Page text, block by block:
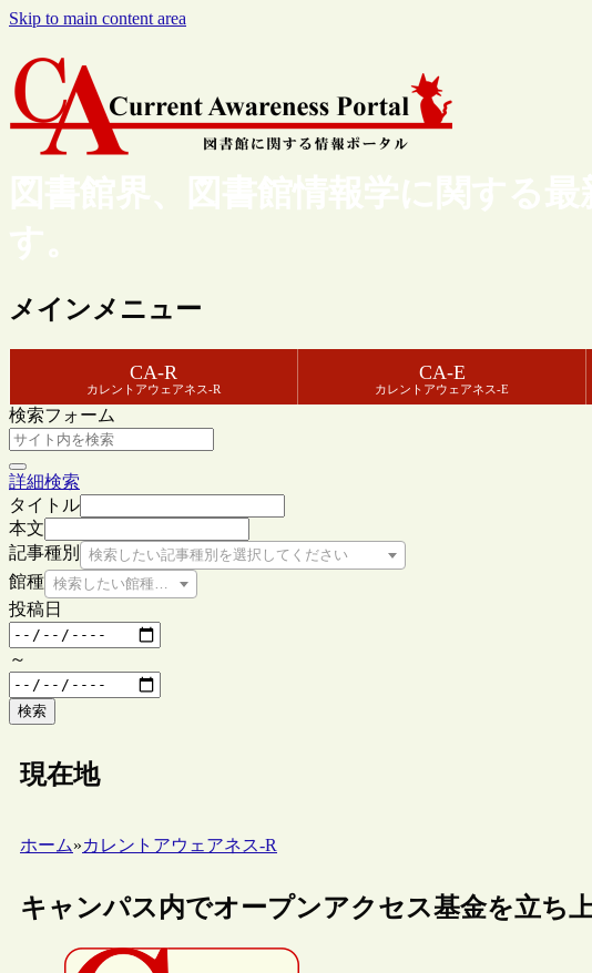
Skip to main content area
図書館界、図書館情報学に関する
す。
メインメニュー
CA-R
カレントアウェアネス-R
CA-E
カレントアウェアネス-E
検索フォーム
詳細検索
タイトル
本文
記事種別
検索したい記事種別を選択してください
館種 検索したい館種を選択してください
投稿日
～
検索
現在地
ホーム»カレントアウェアネス-R
キャンパス内でオープンアクセス基金を立ち